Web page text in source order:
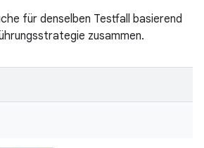
für denselben Testfall basierend
zusammen.